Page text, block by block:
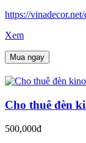
https://
Xem
Mua ngay
Cho thuê đèn
500,000đ